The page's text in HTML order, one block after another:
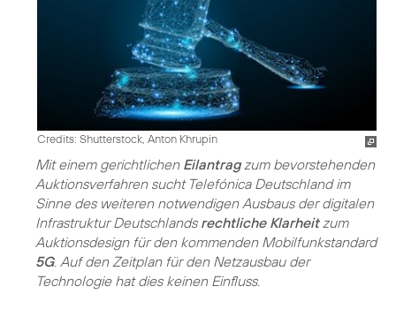
Credits: Shutterstock, Anton Khrupin
Mit einem gerichtlichen Eilantragzum bevorstehenden
Auktionsverfahren sucht Telefónica Deutschland im
Sinne des weiteren notwendigen Ausbaus der digitalen
Infrastruktur Deutschlands rechtliche Klarheitzum
Auktionsdesign für den kommenden Mobilfunkstandard
5G. Auf den Zeitplan für den Netzausbau der
Technologie hat dies keinen Einfluss.